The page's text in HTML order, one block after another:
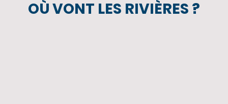
OÙ VONT LES RIVIÈRES ?